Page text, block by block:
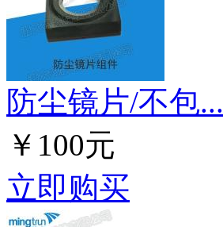
防尘镜片/不包...
￥100元
立即购买